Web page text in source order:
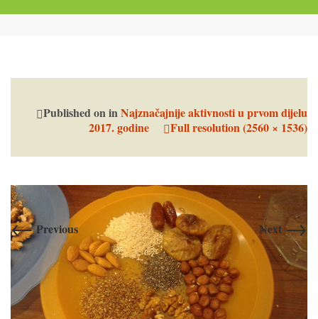
Published oninNajznačajnije aktivnosti u prvom dijelu
2017. godine
Full resolution (2560 × 1536)
←Previous Next→